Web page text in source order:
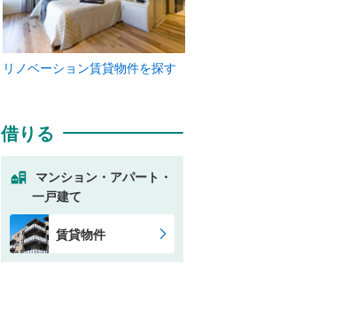
リノベーション賃貸物件を探す
借りる
マンション・アパート・
一戸建て
賃貸物件